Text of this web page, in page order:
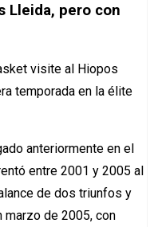
Lleida, pero con
visite al Hiopos
temporada en la élite
anteriormente en el
entre 2001 y 2005 al
de dos triunfos y
de 2005, con